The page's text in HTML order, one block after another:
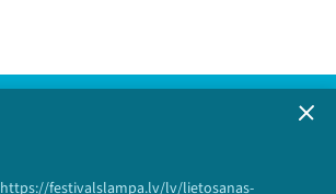
https://festivalslampa.lv/lv/lietosanas-